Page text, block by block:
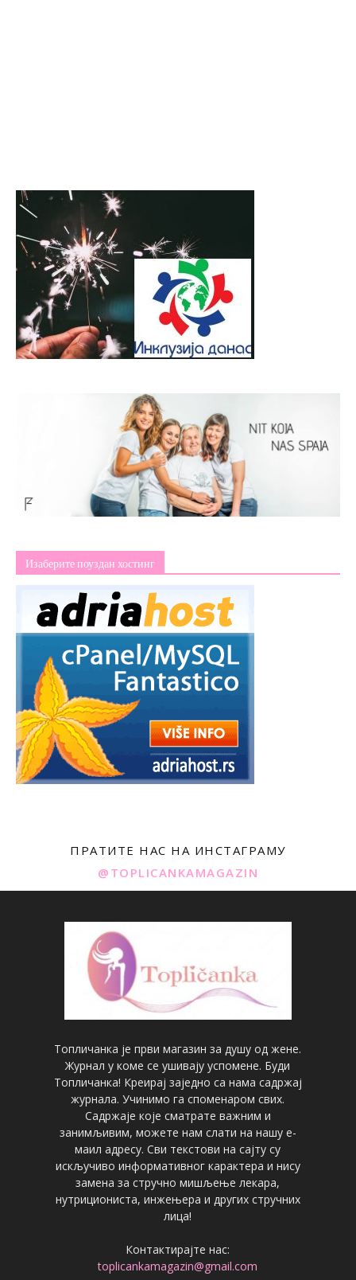
Изаберите поуздан хостинг
ПРАТИТЕ НАС НА ИНСТАГРАМУ
@TOPLICANKAMAGAZIN
Топличанка је први магазин за душу од жене.
Журнал у коме се ушивају успомене. Буди
Топличанка! Креирај заједно са нама садржај
журнала. Учинимо га споменаром свих.
Садржаје које сматрате важним и
занимљивим, можете нам слати на нашу е-
маил адресу. Сви текстови на сајту су
искључиво информативног карактера и нису
замена за стручно мишљење лекара,
нутрициониста, инжењера и других стручних
лица!
Контактирајте нас:
toplicankamagazin@gmail.com